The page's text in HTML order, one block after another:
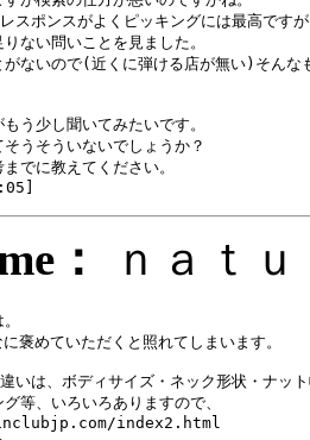
スポンスがよくピッキングには最高ですが
ない問いことを見ました。
がないので(近くに弾ける店が無い)そんな
う少し聞いてみたいです。
うそういないでしょうか？
でに教えてください。
： ｎａ
めていただくと照れてしまいます。
いは、ボディサイズ・ネック形状・ナッ
等、いろいろありますので、
index2.html